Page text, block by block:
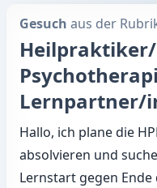
Gesuch aus der
Lernpartner/
Hallo, ich plane die
absolvieren und
Lernstart gegen Ende